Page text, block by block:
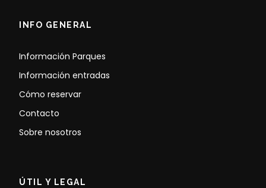
INFO GENERAL
Información Parques
Información entradas
Cómo reservar
Contacto
Sobre nosotros
ÚTIL Y LEGAL